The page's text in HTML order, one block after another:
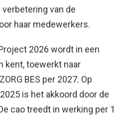
van de
haar medewerkers.
2026 wordt in een
kent, toewerkt naar
BES per 2027. Op
is het akkoord door de
cao treedt in werking per 1